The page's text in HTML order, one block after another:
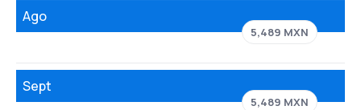
Ago
5,489 MXN
Sept
5,489 MXN